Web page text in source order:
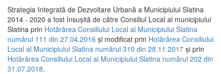
Strategia Integrată de Dezvoltare Urbană a Municipiului Slatina
2014 - 2020 a fost însuşită de către Consiliul Local al municipiului
Slatina prin Hotărârea Consiliului Local al Municipiului Slatina
numărul 111 din 27.04.2016 și modificat prin Hotărârea Consiliului
Local al Municipiului Slatina numărul 310 din 28.11.2017 și prin
Hotărârea Consiliului Local al Municipiului Slatina numărul 202 din
31.07.2018.